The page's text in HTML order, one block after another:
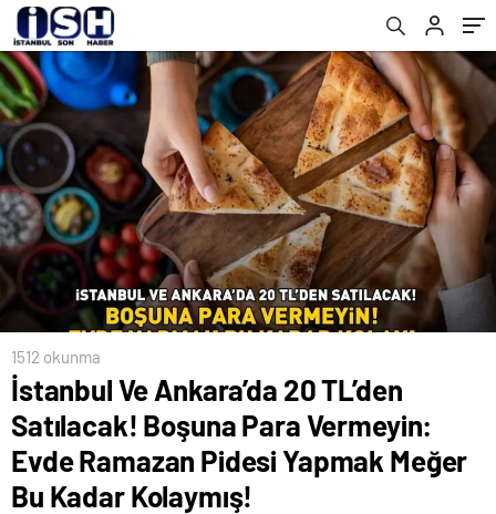
Pidesi Yapmak Meğer Bu Kadar Kolaymış!
1512 okunma
İstanbul Ve Ankara’da 20 TL’den
Satılacak! Boşuna Para Vermeyin:
Evde Ramazan Pidesi Yapmak Meğer
Bu Kadar Kolaymış!
Açıklaması… Oruçluyken Sigara İçilir Mi?